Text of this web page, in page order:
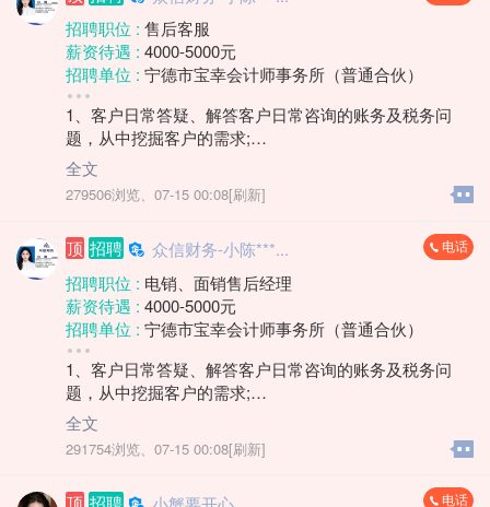
率。
任职要求：
1. 具备销售岗位工作经验，熟悉快消品或酒水行业销售
渠道者优先。
2. 具有较强的客户沟通能力和市场洞察力，能独立推进
销售进程。
3. 工作积极主动，具备良好的抗压能力与目标导向意
识。
上班时间和薪资待遇面议。
招聘职位 : 售后客服
薪资待遇 : 4000-5000元
招聘单位 : 宁德市宝幸会计师事务所（普通合伙）
招聘人数 :
性别要求 :性别不限
学历要求 :学历不限
工作经验 :
地区 :柘荣县
1、客户日常答疑、解答客户日常咨询的账务及税务问
题，从中挖掘客户的需求;
2、根据企业经营情况，电话销售挖掘客户需求，完成增
值业绩目标;
任职资格:
1、认真细致，愿意尝试销售工作，有一定抗压能力。
薪资待遇:
1、无责底薪+阶梯式提成+绩效奖金+各种补贴≈每月综
合薪资5-10k;
2、带薪岗前培训，培训产品信息和客户分类等;
3、公正透明的晋升通道，业绩做的好3个月即可晋升财
税经理;底薪升至4500；
4、8.30-12:00 14:30-18:00，上六休一，法定节假日休
息。
全文
279506浏览、 07-15 00:08[刷新]
顶 招聘 众信财务-小陈***... 电话
招聘职位 : 电销、面销售后经理
薪资待遇 : 4000-5000元
招聘单位 : 宁德市宝幸会计师事务所（普通合伙）
招聘人数 :
性别要求 :女
学历要求 :学历不限
工作经验 :
地区 :柘荣县
1、客户日常答疑、解答客户日常咨询的账务及税务问
题，从中挖掘客户的需求;
2、根据企业经营情况，电话销售挖掘客户需求，完成增
值业绩目标;
任职资格:
1、认真细致，愿意尝试销售工作，有一定抗压能力。
全文
291754浏览、 07-15 00:08[刷新]
顶 招聘 电话